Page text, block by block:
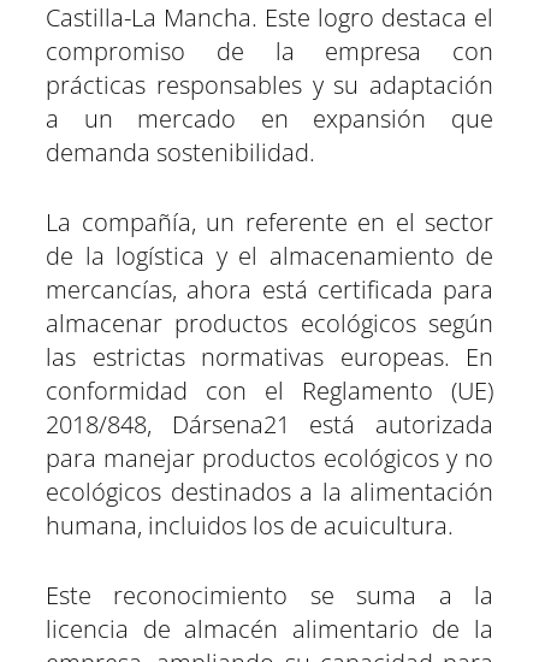
Castilla-La Mancha. Este logro destaca el
compromiso de la empresa con
prácticas responsables y su adaptación
a un mercado en expansión que
demanda sostenibilidad.
La compañía, un referente en el sector
de la logística y el almacenamiento de
mercancías, ahora está certificada para
almacenar productos ecológicos según
las estrictas normativas europeas. En
conformidad con el Reglamento (UE)
2018/848, Dársena21 está autorizada
para manejar productos ecológicos y no
ecológicos destinados a la alimentación
humana, incluidos los de acuicultura.
Este reconocimiento se suma a la
licencia de almacén alimentario de la